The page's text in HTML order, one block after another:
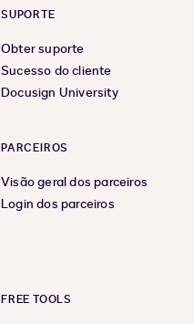
SUPORTE
Obter suporte
Sucesso do cliente
Docusign University
PARCEIROS
Visão geral dos parceiros
Login dos parceiros
FREE TOOLS